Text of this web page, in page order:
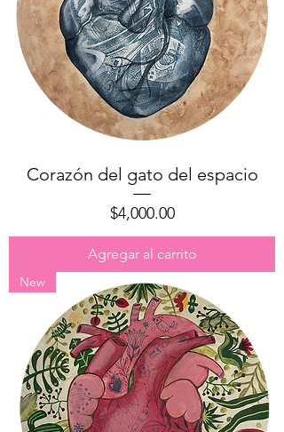
Corazón del gato del espacio
Precio
$4,000.00
Agregar al carrito
New